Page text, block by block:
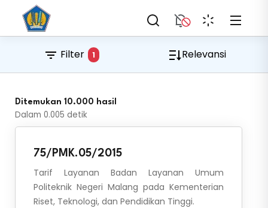
Filter 1 Relevansi
Ditemukan 10.000 hasil
Dalam 0.005 detik
75/PMK.05/2015
Tarif Layanan Badan Layanan Umum
Politeknik Negeri Malang pada Kementerian
Riset, Teknologi, dan Pendidikan Tinggi.